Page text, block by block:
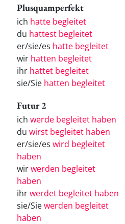
Plusquamperfekt
ich hatte begleitet
du hattest begleitet
er/sie/es hatte begleitet
wir hatten begleitet
ihr hattet begleitet
sie/Sie hatten begleitet
Futur 2
ich werde begleitet haben
du wirst begleitet haben
er/sie/es wird begleitet
haben
wirwerden begleitet
haben
ihrwerdet begleitet haben
sie/Siewerden begleitet
haben